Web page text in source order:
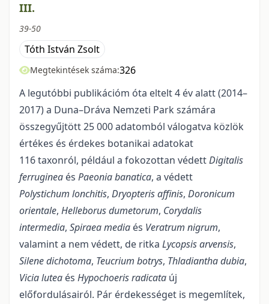
III.
39-50
Tóth István Zsolt
Megtekintések száma:326
A legutóbbi publikációm óta eltelt 4 év alatt (2014–
2017) a Duna–Dráva Nemzeti Park számára
összegyűjtött 25 000 adatomból válogatva közlök
értékes és érdekes botanikai adatokat
116 taxonról, például a fokozottan védettDigitalis
ferruginea és Paeonia banatica, a védett
Polystichum lonchitis, Dryopteris affinis, Doronicum
orientale, Helleborus dumetorum, Corydalis
intermedia, Spiraea media és Veratrum nigrum,
valamint a nem védett, de ritka Lycopsis arvensis,
Silene dichotoma, Teucrium botrys, Thladiantha dubia,
Vicia lutea és Hypochoeris radicata új
előfordulásairól. Pár érdekességet is megemlítek,